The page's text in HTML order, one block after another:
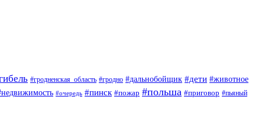
#гродненская_область #гродно #дальнобойщик #дети #животное
#очередь #пинск #пожар #польша #приговор #пьяный